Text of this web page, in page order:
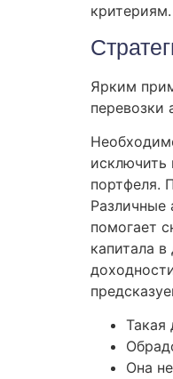
Ярким
перевозки
портфеля.​
Различные
помогает
капитала
Такая
Она